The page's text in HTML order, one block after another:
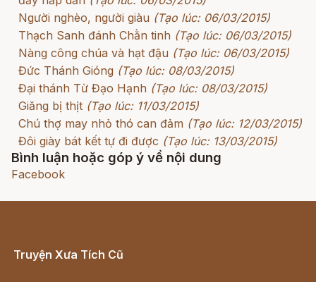
Người nghèo, người giàu (Tạo lúc: 06/03/2015)
Thạch Sanh đánh Chằn tinh (Tạo lúc: 06/03/2015)
Nàng công chúa và hạt đậu (Tạo lúc: 06/03/2015)
Đức Thánh Gióng (Tạo lúc: 08/03/2015)
Đại thánh Từ Đạo Hạnh (Tạo lúc: 08/03/2015)
Giăng bị thịt (Tạo lúc: 11/03/2015)
Chú thợ may nhỏ thó can đảm (Tạo lúc: 12/03/2015)
Đôi giày bát kết tự đi được (Tạo lúc: 13/03/2015)
Bình luận hoặc góp ý về nội dung
Facebook
Truyện Xưa Tích Cũ